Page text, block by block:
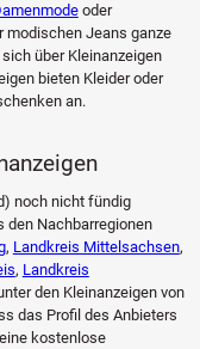
oder
Jeans ganze
über Kleinanzeigen
bieten Kleider oder
an.
noch nicht fündig
den Nachbarregionen
, Landkreis Mittelsachsen,
, Landkreis
den Kleinanzeigen von
das Profil des Anbieters
kostenlose